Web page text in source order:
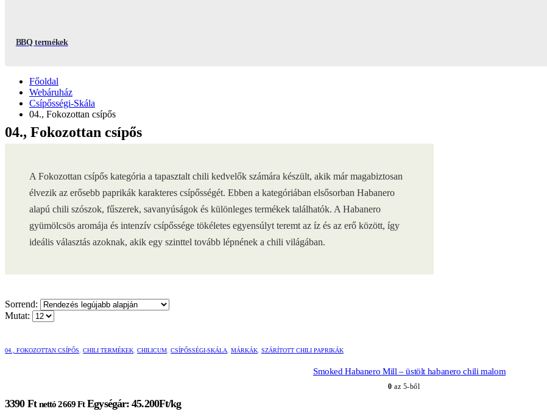
BBQ termékek
Főoldal
Webáruház
Csípősségi-Skála
04., Fokozottan csípős
04., Fokozottan csípős
A Fokozottan csípős kategória a tapasztalt chili kedvelők számára készült, akik már magabiztosan
élvezik az erősebb paprikák karakteres csípősségét. Ebben a kategóriában elsősorban Habanero
alapú chili szószok, fűszerek, savanyúságok és különleges termékek találhatók. A Habanero
gyümölcsös aromája és intenzív csípőssége tökéletes egyensúlyt teremt az íz és az erő között, így
ideális választás azoknak, akik egy szinttel tovább lépnének a chili világában.
Sorrend:
Mutat:
04., FOKOZOTTAN CSÍPŐS, CHILI TERMÉKEK, CHILICUM, CSÍPŐSSÉGI-SKÁLA, MÁRKÁK, SZÁRÍTOTT CHILI PAPRIKÁK
Smoked Habanero Mill – üstölt habanero chili malom
0 az 5-ből
3390 Ft nettó2669Ft Egységár: 45.200Ft/kg